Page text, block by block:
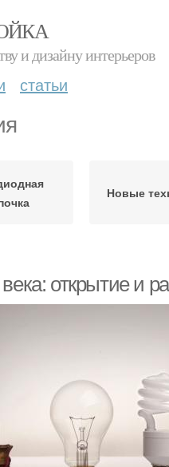
и дизайну интерьеров
статьи
Новые
открытие и